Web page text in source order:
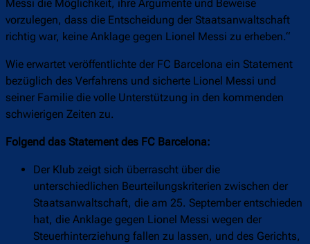
Messi die Möglichkeit, ihre Argumente und Beweise
vorzulegen, dass die Entscheidung der Staatsanwaltschaft
richtig war, keine Anklage gegen Lionel Messi zu erheben.“
Wie erwartet veröffentlichte der FC Barcelona ein Statement
bezüglich des Verfahrens und sicherte Lionel Messi und
seiner Familie die volle Unterstützung in den kommenden
schwierigen Zeiten zu.
Folgend das Statement des FC Barcelona:
Der Klub zeigt sich überrascht über die
unterschiedlichen Beurteilungskriterien zwischen der
Staatsanwaltschaft, die am 25. September entschieden
hat, die Anklage gegen Lionel Messi wegen der
Steuerhinterziehung fallen zu lassen, und des Gerichts,